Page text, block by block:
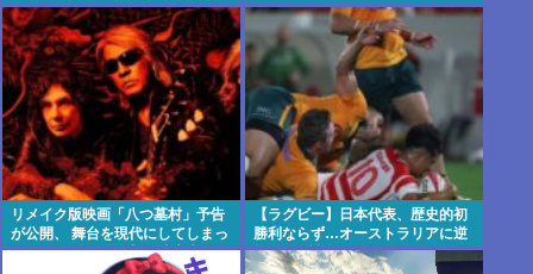
リメイク版映画「八つ墓村」予告
が公開、 舞台を現代にしてしまっ
てかなりダメダ 監督は清水崇
【ラグビー】日本代表、歴史的初
勝利ならず…オーストラリアに逆
転負け 8戦全敗